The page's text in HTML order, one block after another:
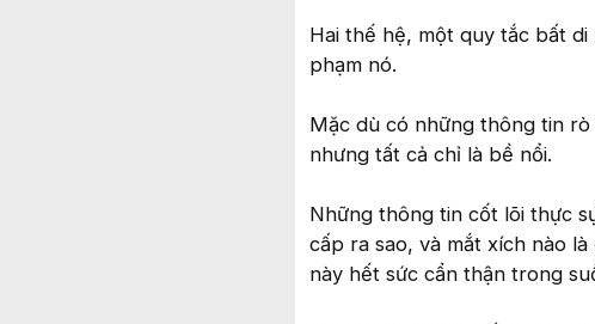
Hai thế hệ, một quy tắc bất
phạm nó.
Mặc dù có những thông tin
nhưng tất cả chỉ là bề nổi.
Những thông tin cốt lõi thực
cấp ra sao, và mắt xích nào
này hết sức cẩn thận trong